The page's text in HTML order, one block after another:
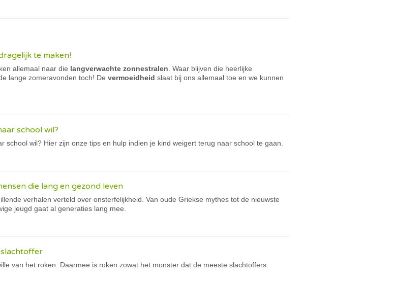
te maken!
allemaal naar die langverwachte zonnestralen . Waar blijven die heerlijke
lange zomeravonden toch! De vermoeidheid slaat bij ons allemaal toe en we kunnen
school wil?
school wil? Hier zijn onze tips en hulp indien je kind weigert terug naar school te gaan.
die lang en gezond leven
verhalen verteld over onsterfelijkheid. Van oude Griekse mythes tot de nieuwste
jeugd gaat al generaties lang mee.
slachtoffer
van het roken. Daarmee is roken zowat het monster dat de meeste slachtoffers